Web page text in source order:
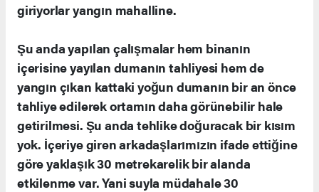
giriyorlar yangın mahalline.
Şu anda yapılan çalışmalar hem binanın
içerisine yayılan dumanın tahliyesi hem de
yangın çıkan kattaki yoğun dumanın bir an önce
tahliye edilerek ortamın daha görünebilir hale
getirilmesi. Şu anda tehlike doğuracak bir kısım
yok. İçeriye giren arkadaşlarımızın ifade ettiğine
göre yaklaşık 30 metrekarelik bir alanda
etkilenme var. Yani suyla müdahale 30